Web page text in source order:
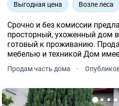
Выгодная цена Возле леса
Срочно и без комиссии
просторный, ухоженный дом
готовый к проживанию.
мебелью и техникой Дом
комната, кухня, санузел,
Продам часть дома ·